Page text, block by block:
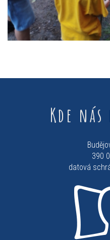
Kde
390
datová